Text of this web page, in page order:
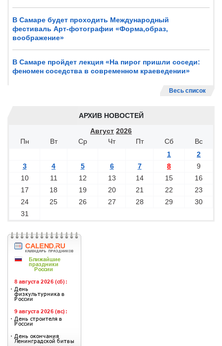
В Самаре будет проходить Международный
фестиваль Арт-фотографии «Форма,образ,
воображение»
В Самаре пройдет лекция «На пирог пришли соседи:
феномен соседства в современном краеведении»
Весь список
АРХИВ НОВОСТЕЙ
Август 2026
Пн
Вт Ср Чт Пт Сб
Вс
1
2
3
4 5 6 7 8
9
10
11 12 13 14 15
16
17
18 19 20 21 22
23
24
25 26 27 28 29
30
31